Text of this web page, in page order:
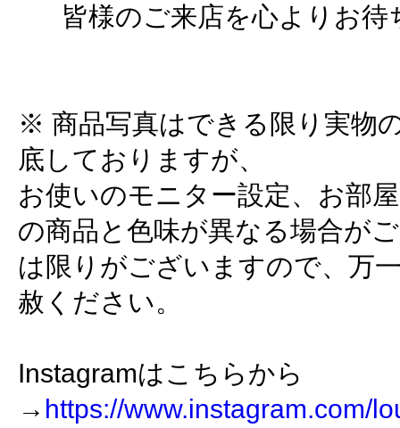
皆様のご来店を心よりお
※ 商品写真はできる限り実物
底しておりますが、
お使いのモニター設定、お部
の商品と色味が異なる場合が
は限りがございますので、万
赦ください。
Instagramはこちらから
→ https://www.instagram.com/